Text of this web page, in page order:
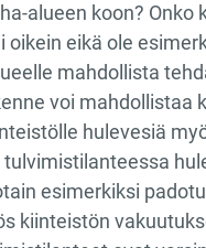
alueen koon?
oikein eikä ole
mahdollista
voi mahdollistaa
hulevesiä
tulvimistilanteessa
esimerkiksi
kiinteistön